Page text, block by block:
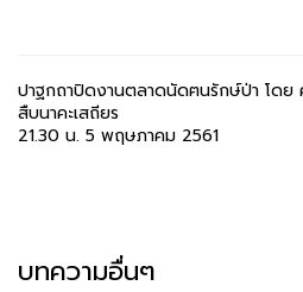
ปาฐกถาปิดงานตลาดนัดฅนรักษ์ป่า โดย
สืบนาคะเสถียร
21.30 น. 5 พฤษภาคม 2561
บทความอื่นๆ